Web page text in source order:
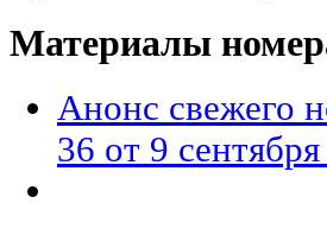
Материалы
Анонс свежего
36 от 9